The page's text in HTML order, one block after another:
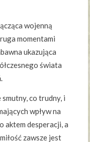
wojenną
momentami
ukazująca
świata
co trudny, i
wpływ na
aktem desperacji, a
zawsze jest